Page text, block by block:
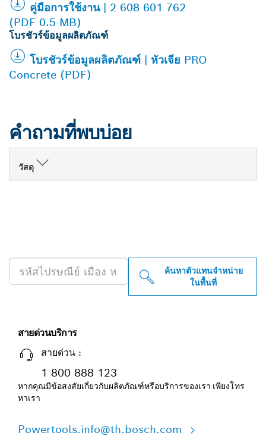
คู่มือการใช้งาน | 2 608 601 762
(PDF 0.5 MB)
โบรชัวร์ข้อมูลผลิตภัณฑ์
โบรชัวร์ข้อมูลผลิตภัณฑ์ | หัวเจีย PRO
Concrete (PDF)
คำถามที่พบบ่อย
วัสดุ
ค้นหาตัวแทนจำหน่าย
ในพื้นที่
สายด่วนบริการ
สายด่วน :
1 800 888 123
หากคุณมีข้อสงสัยเกี่ยวกับผลิตภัณฑ์หรือบริการของเรา เพียงโทร
หาเรา
Powertools.info@th.bosch.com